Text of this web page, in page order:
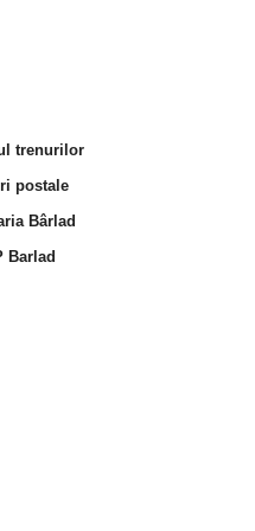
trenurilor
postale
Bârlad
Barlad